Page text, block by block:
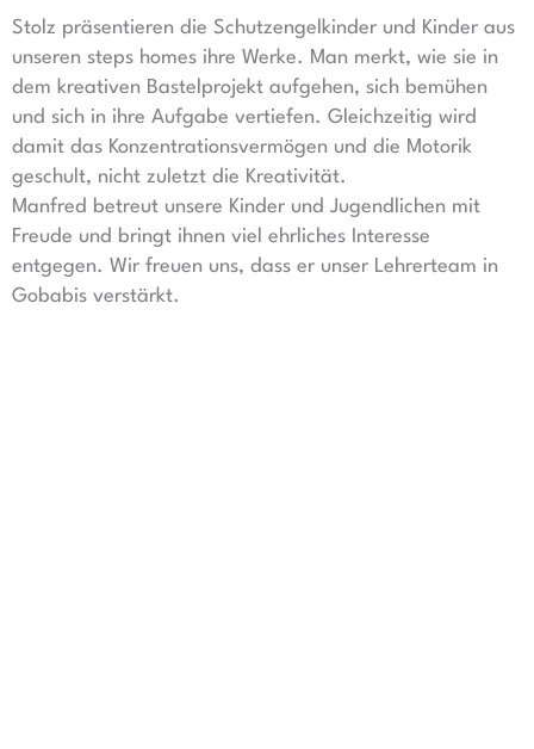
Stolz präsentieren die Schutzengelkinder und Kinder aus
unseren steps homes ihre Werke. Man merkt, wie sie in
dem kreativen Bastelprojekt aufgehen, sich bemühen
und sich in ihre Aufgabe vertiefen. Gleichzeitig wird
damit das Konzentrationsvermögen und die Motorik
geschult, nicht zuletzt die Kreativität.
Manfred betreut unsere Kinder und Jugendlichen mit
Freude und bringt ihnen viel ehrliches Interesse
entgegen. Wir freuen uns, dass er unser Lehrerteam in
Gobabis verstärkt.